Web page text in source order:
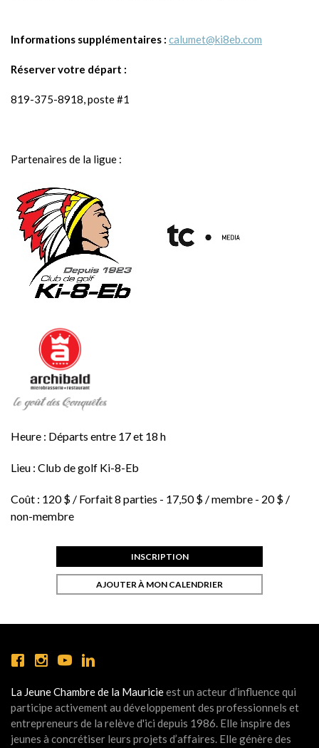
Informations supplémentaires : calumet@ki8eb.com
Réserver votre départ :
819-375-8918, poste #1
Partenaires de la ligue :
Heure : Départs entre 17 et 18 h
Lieu : Club de golf Ki-8-Eb
Coût : 120 $ / Forfait 8 parties - 17,50 $ / membre - 20 $ /
non-membre
INSCRIPTION
AJOUTER À MON CALENDRIER
La Jeune Chambre de la Mauricieest un acteur d’influence qui
participe activement au développement des professionnels et
entrepreneurs de la relève d'ici depuis 1986. Elle inspire des
jeunes à concrétiser leurs projets d’affaires. Elle génère des